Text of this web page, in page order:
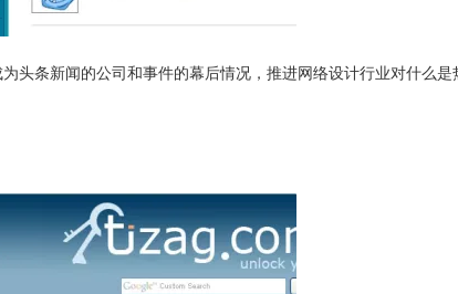
条新闻的公司和事件的幕后情况，推进网络设计行业对什么